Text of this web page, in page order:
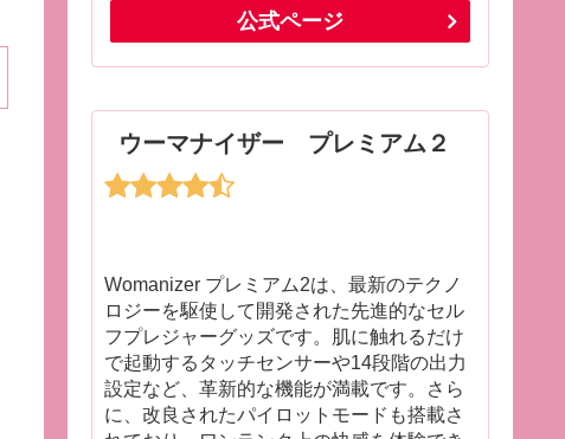
公式ページ
ウーマナイザー プレミアム２
Womanizer プレミアム2は、最新のテクノ
ロジーを駆使して開発された先進的なセル
フプレジャーグッズです。肌に触れるだけ
で起動するタッチセンサーや14段階の出力
設定など、革新的な機能が満載です。さら
に、改良されたパイロットモードも搭載さ